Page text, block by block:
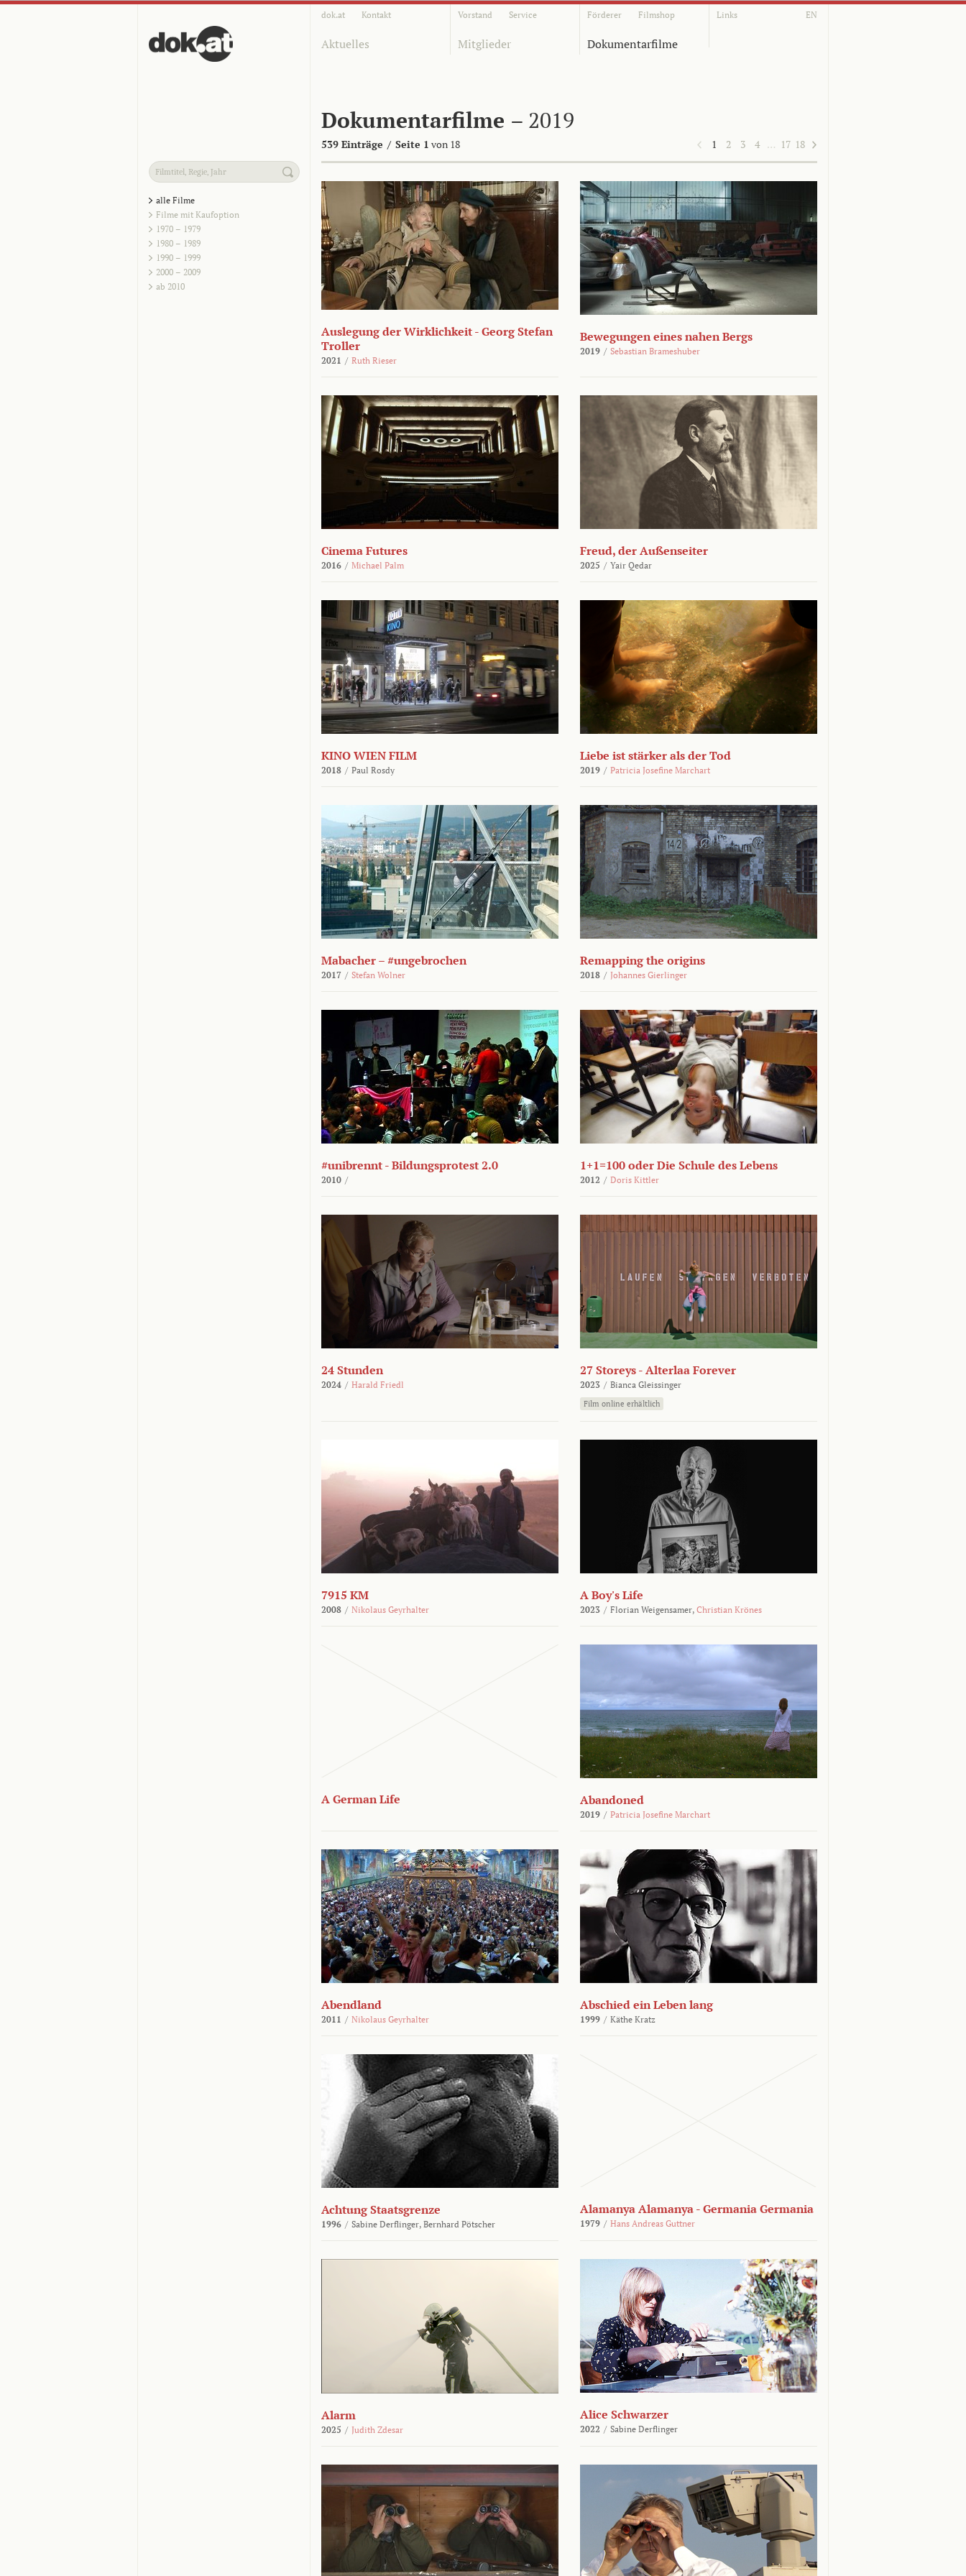
dok.at Kontakt Vorstand Service Förderer Filmshop Links EN
Aktuelles Mitglieder Dokumentarfilme
Dokumentarfilme – 2019
539 Einträge / Seite 1 von 18 1 2 3 4 … 17 18
alle Filme
Filme mit Kaufoption
1970 – 1979
1980 – 1989
1990 – 1999
2000 – 2009
ab 2010
Auslegung der Wirklichkeit - Georg Stefan
Troller
2021 / Ruth Rieser
Bewegungen eines nahen Bergs
2019 / Sebastian Brameshuber
Cinema Futures
2016 / Michael Palm
Freud, der Außenseiter
2025 / Yair Qedar
KINO WIEN FILM
2018 / Paul Rosdy
Liebe ist stärker als der Tod
2019 / Patricia Josefine Marchart
Mabacher – #ungebrochen
2017 / Stefan Wolner
Remapping the origins
2018 / Johannes Gierlinger
#unibrennt - Bildungsprotest 2.0
2010 /
1+1=100 oder Die Schule des Lebens
2012 / Doris Kittler
24 Stunden
2024 / Harald Friedl
27 Storeys - Alterlaa Forever
2023 / Bianca Gleissinger
Film online erhältlich
7915 KM
2008 / Nikolaus Geyrhalter
A Boy's Life
2023 / Florian Weigensamer, Christian Krönes
A German Life Abandoned
2019 / Patricia Josefine Marchart
Abendland
2011 / Nikolaus Geyrhalter
Abschied ein Leben lang
1999 / Käthe Kratz
Achtung Staatsgrenze
1996 / Sabine Derflinger, Bernhard Pötscher
Alamanya Alamanya - Germania Germania
1979 / Hans Andreas Guttner
Alarm
2025 / Judith Zdesar
Alice Schwarzer
2022 / Sabine Derflinger